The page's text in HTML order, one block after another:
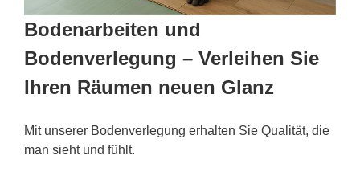
Bodenarbeiten und
Bodenverlegung – Verleihen Sie
Ihren Räumen neuen Glanz
Mit unserer Bodenverlegung erhalten Sie Qualität, die
man sieht und fühlt.